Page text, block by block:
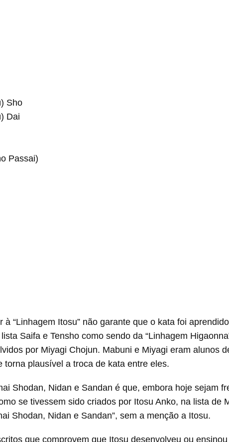
Sho
Dai
Passai)
“Linhagem Itosu” não garante que o kata foi
Saifa e Tensho como sendo da “Linhagem
por Miyagi Chojun. Mabuni e Miyagi eram alunos
torna plausível a troca de kata entre eles.
Shodan, Nidan e Sandan é que, embora hoje sejam
se tivessem sido criados por Itosu Anko, na lista de
Shodan, Nidan e Sandan”, sem a menção a Itosu.
que comprovem que Itosu desenvolveu ou